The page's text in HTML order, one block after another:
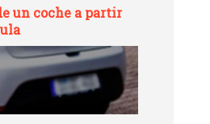
un coche a partir